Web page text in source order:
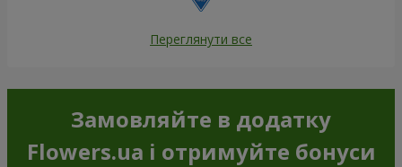
Переглянути все
Замовляйте в додатку
Flowers.ua і отримуйте бонуси